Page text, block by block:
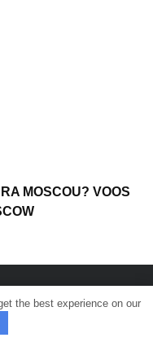
MOSCOU? VOOS
the best experience on our